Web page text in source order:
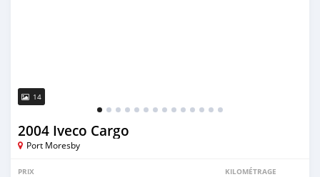
14
2004 Iveco Cargo
Port Moresby
PRIX KILOMÉTRAGE